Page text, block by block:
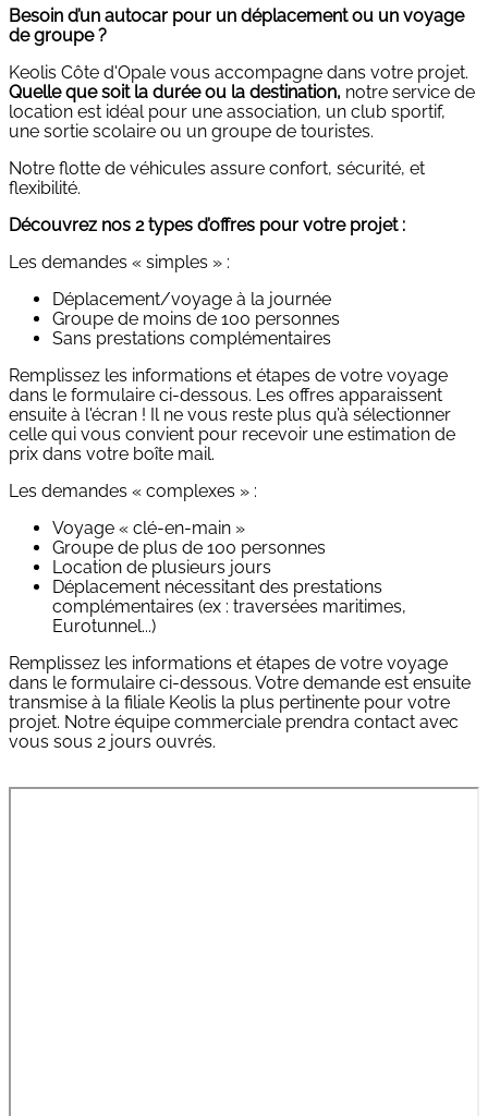
Besoin d’un autocar pour un déplacement ou un voyage
de groupe ?
Keolis Côte d'Opale vous accompagne dans votre projet.
Quelle que soit la durée ou la destination, notre service de
location est idéal pour une association, un club sportif,
une sortie scolaire ou un groupe de touristes.
Notre flotte de véhicules assure confort, sécurité, et
flexibilité.
Découvrez nos 2 types d’offres pour votre projet :
Les demandes « simples » :
Déplacement/voyage à la journée
Groupe de moins de 100 personnes
Sans prestations complémentaires
Remplissez les informations et étapes de votre voyage
dans le formulaire ci-dessous. Les offres apparaissent
ensuite à l'écran ! Il ne vous reste plus qu’à sélectionner
celle qui vous convient pour recevoir une estimation de
prix dans votre boîte mail.
Les demandes « complexes » :
Voyage « clé-en-main »
Groupe de plus de 100 personnes
Location de plusieurs jours
Déplacement nécessitant des prestations
complémentaires (ex : traversées maritimes,
Eurotunnel...)
Remplissez les informations et étapes de votre voyage
dans le formulaire ci-dessous. Votre demande est ensuite
transmise à la filiale Keolis la plus pertinente pour votre
projet. Notre équipe commerciale prendra contact avec
vous sous 2 jours ouvrés.